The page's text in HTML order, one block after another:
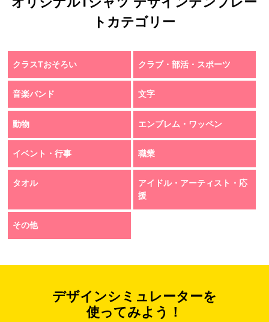
トカテゴリー
クラスTおそろい クラブ・部活・スポーツ
音楽バンド 文字
動物 エンブレム・ワッペン
イベント・行事 職業
タオル
アイドル・アーティスト・応
援
その他
デザインシミュレーターを
使ってみよう！